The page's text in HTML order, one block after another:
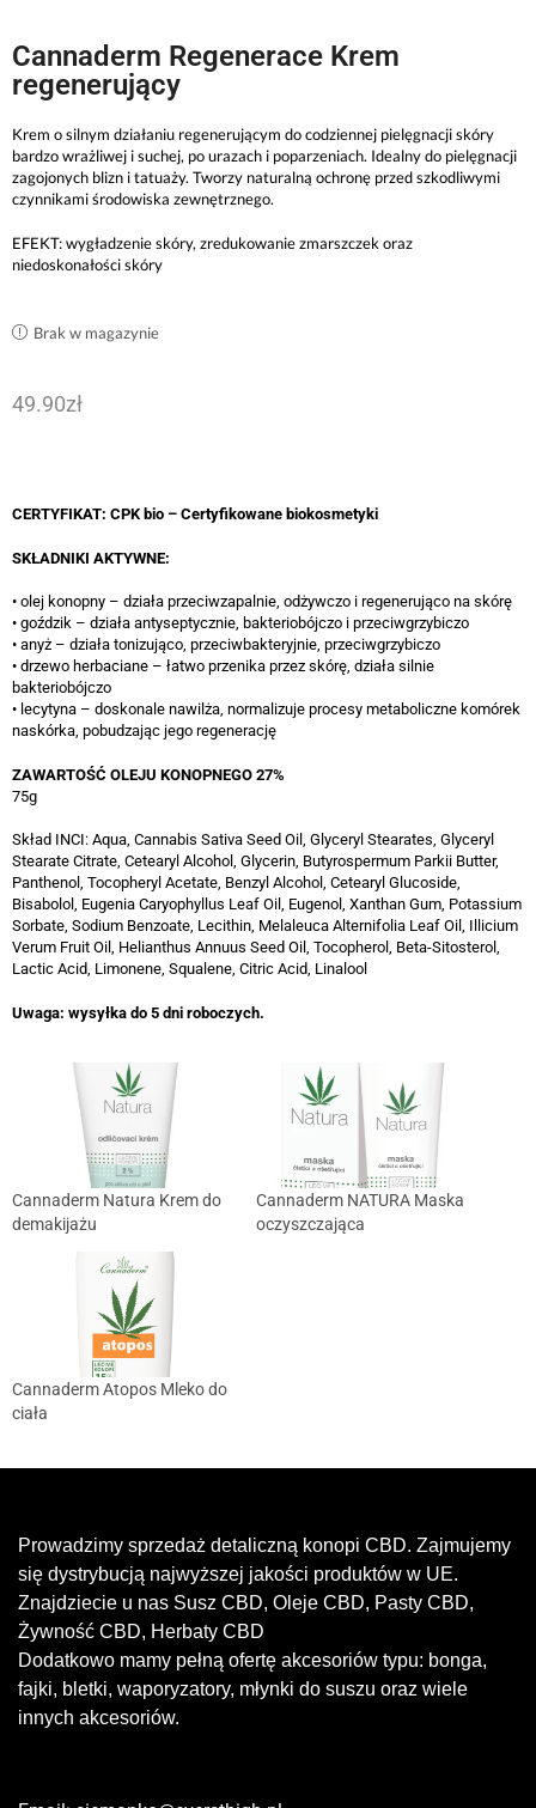
Cannaderm Regenerace Krem
regenerujący
Krem o silnym działaniu regenerującym do codziennej pielęgnacji skóry
bardzo wrażliwej i suchej, po urazach i poparzeniach. Idealny do pielęgnacji
zagojonych blizn i tatuaży. Tworzy naturalną ochronę przed szkodliwymi
czynnikami środowiska zewnętrznego.
EFEKT: wygładzenie skóry, zredukowanie zmarszczek oraz
niedoskonałości skóry
Brak w magazynie
49.90zł
CERTYFIKAT: CPK bio – Certyfikowane biokosmetyki
SKŁADNIKI AKTYWNE:
• olej konopny – działa przeciwzapalnie, odżywczo i regenerująco na skórę
• goździk – działa antyseptycznie, bakteriobójczo i przeciwgrzybiczo
• anyż – działa tonizująco, przeciwbakteryjnie, przeciwgrzybiczo
• drzewo herbaciane – łatwo przenika przez skórę, działa silnie
bakteriobójczo
• lecytyna – doskonale nawilża, normalizuje procesy metaboliczne komórek
naskórka, pobudzając jego regenerację
ZAWARTOŚĆ OLEJU KONOPNEGO 27%
75g
Skład INCI: Aqua, Cannabis Sativa Seed Oil, Glyceryl Stearates, Glyceryl
Stearate Citrate, Cetearyl Alcohol, Glycerin, Butyrospermum Parkii Butter,
Panthenol, Tocopheryl Acetate, Benzyl Alcohol, Cetearyl Glucoside,
Bisabolol, Eugenia Caryophyllus Leaf Oil, Eugenol, Xanthan Gum, Potassium
Sorbate, Sodium Benzoate, Lecithin, Melaleuca Alternifolia Leaf Oil, Illicium
Verum Fruit Oil, Helianthus Annuus Seed Oil, Tocopherol, Beta-Sitosterol,
Lactic Acid, Limonene, Squalene, Citric Acid, Linalool
Uwaga: wysyłka do 5 dni roboczych.
Cannaderm Natura Krem do
demakijażu
Cannaderm NATURA Maska
oczyszczająca
Cannaderm Atopos Mleko do
ciała
Prowadzimy sprzedaż detaliczną konopi CBD. Zajmujemy
się dystrybucją najwyższej jakości produktów w UE.
Znajdziecie u nas Susz CBD, Oleje CBD, Pasty CBD,
Żywność CBD, Herbaty CBD
Dodatkowo mamy pełną ofertę akcesoriów typu: bonga,
fajki, bletki, waporyzatory, młynki do suszu oraz wiele
innych akcesoriów.